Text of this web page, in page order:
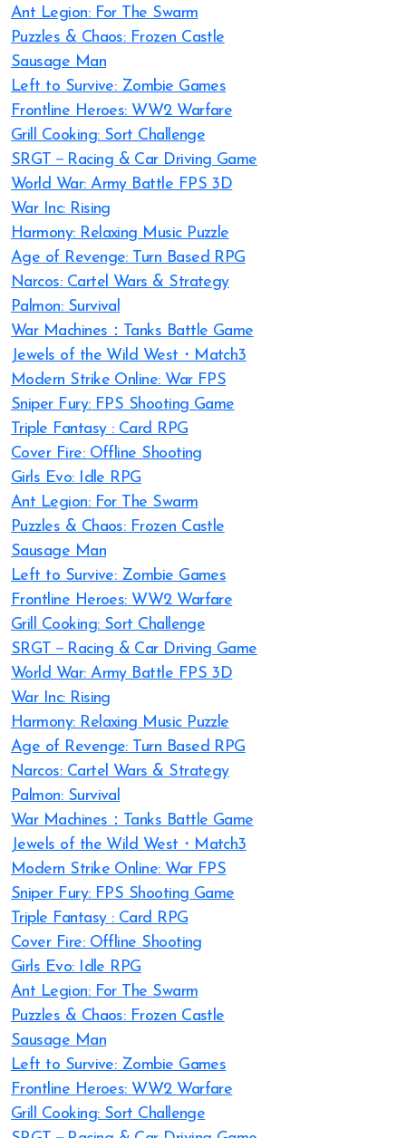
Ant Legion: For The Swarm
Puzzles & Chaos: Frozen Castle
Sausage Man
Left to Survive: Zombie Games
Frontline Heroes: WW2 Warfare
Grill Cooking: Sort Challenge
SRGT－Racing & Car Driving Game
World War: Army Battle FPS 3D
War Inc: Rising
Harmony: Relaxing Music Puzzle
Age of Revenge: Turn Based RPG
Narcos: Cartel Wars & Strategy
Palmon: Survival
War Machines：Tanks Battle Game
Jewels of the Wild West・Match3
Modern Strike Online: War FPS
Sniper Fury: FPS Shooting Game
Triple Fantasy : Card RPG
Cover Fire: Offline Shooting
Girls Evo: Idle RPG
Ant Legion: For The Swarm
Puzzles & Chaos: Frozen Castle
Sausage Man
Left to Survive: Zombie Games
Frontline Heroes: WW2 Warfare
Grill Cooking: Sort Challenge
SRGT－Racing & Car Driving Game
World War: Army Battle FPS 3D
War Inc: Rising
Harmony: Relaxing Music Puzzle
Age of Revenge: Turn Based RPG
Narcos: Cartel Wars & Strategy
Palmon: Survival
War Machines：Tanks Battle Game
Jewels of the Wild West・Match3
Modern Strike Online: War FPS
Sniper Fury: FPS Shooting Game
Triple Fantasy : Card RPG
Cover Fire: Offline Shooting
Girls Evo: Idle RPG
Ant Legion: For The Swarm
Puzzles & Chaos: Frozen Castle
Sausage Man
Left to Survive: Zombie Games
Frontline Heroes: WW2 Warfare
Grill Cooking: Sort Challenge